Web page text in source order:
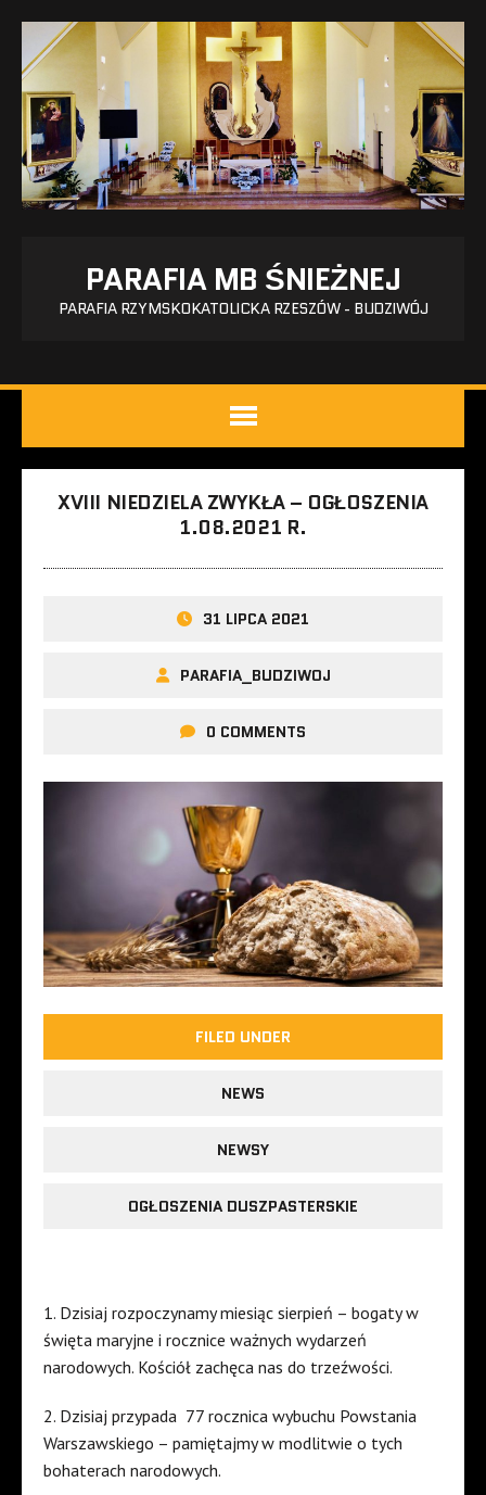
PARAFIA MB ŚNIEŻNEJ
PARAFIA RZYMSKOKATOLICKA RZESZÓW - BUDZIWÓJ
XVIII NIEDZIELA ZWYKŁA – OGŁOSZENIA
1.08.2021 R.
31 LIPCA 2021
PARAFIA_BUDZIWOJ
0 COMMENTS
FILED UNDER
NEWS
NEWSY
OGŁOSZENIA DUSZPASTERSKIE
1. Dzisiaj rozpoczynamy miesiąc sierpień – bogaty w
święta maryjne i rocznice ważnych wydarzeń
narodowych. Kościół zachęca nas do trzeźwości.
2. Dzisiaj przypada 77 rocznica wybuchu Powstania
Warszawskiego – pamiętajmy w modlitwie o tych
bohaterach narodowych.